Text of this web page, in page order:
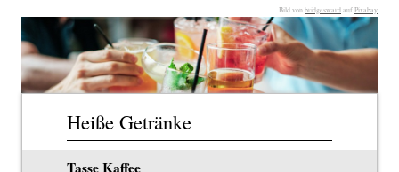
Bild von bridgesward auf Pixabay
Heiße Getränke
Tasse Kaffee